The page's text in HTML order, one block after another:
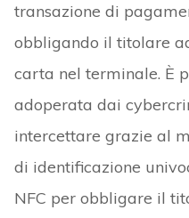
transazione di
obbligando il titolare
carta nel terminale. È
adoperata dai
intercettare grazie al
di identificazione
NFC per obbligare il